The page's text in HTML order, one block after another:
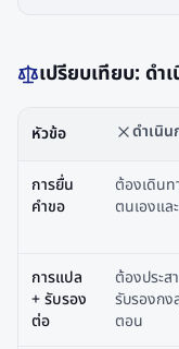
เปรียบเทียบ: ดำ
หัวข้อ ดำเนิน
การยื่น
คำขอ
ต้องเดินท
ตนเองแล
การแปล
+ รับรอง
ต่อ
ต้องประส
รับรองกง
ตอน